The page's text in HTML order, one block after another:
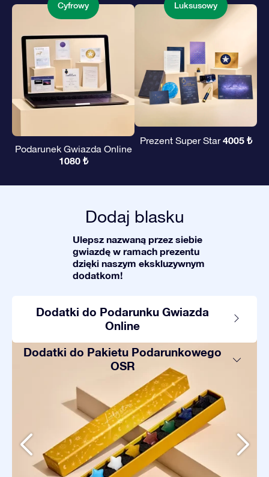
Cyfrowy
Podarunek Gwiazda Online
1080 ₺
Luksusowy
Prezent Super Star4005 ₺
Dodaj blasku
Ulepsz nazwaną przez siebie
gwiazdę w ramach prezentu
dzięki naszym ekskluzywnym
dodatkom!
Dodatki do Podarunku Gwiazda
Online
Dodatki do Pakietu Podarunkowego
OSR